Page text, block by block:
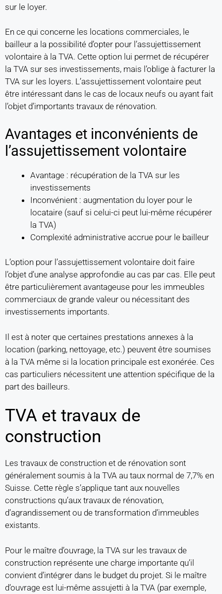
sur le loyer.
En ce qui concerne les locations commerciales, le
bailleur a la possibilité d’opter pour l’assujettissement
volontaire à la TVA. Cette option lui permet de récupérer
la TVA sur ses investissements, mais l’oblige à facturer la
TVA sur les loyers. L’assujettissement volontaire peut
être intéressant dans le cas de locaux neufs ou ayant fait
l’objet d’importants travaux de rénovation.
Avantages et inconvénients de
l’assujettissement volontaire
Avantage : récupération de la TVA sur les
investissements
Inconvénient : augmentation du loyer pour le
locataire (sauf si celui-ci peut lui-même récupérer
la TVA)
Complexité administrative accrue pour le bailleur
L’option pour l’assujettissement volontaire doit faire
l’objet d’une analyse approfondie au cas par cas. Elle peut
être particulièrement avantageuse pour les immeubles
commerciaux de grande valeur ou nécessitant des
investissements importants.
Il est à noter que certaines prestations annexes à la
location (parking, nettoyage, etc.) peuvent être soumises
à la TVA même si la location principale est exonérée. Ces
cas particuliers nécessitent une attention spécifique de la
part des bailleurs.
TVA et travaux de
construction
Les travaux de construction et de rénovation sont
généralement soumis à la TVA au taux normal de 7,7% en
Suisse. Cette règle s’applique tant aux nouvelles
constructions qu’aux travaux de rénovation,
d’agrandissement ou de transformation d’immeubles
existants.
Pour le maître d’ouvrage, la TVA sur les travaux de
construction représente une charge importante qu’il
convient d’intégrer dans le budget du projet. Si le maître
d’ouvrage est lui-même assujetti à la TVA (par exemple,